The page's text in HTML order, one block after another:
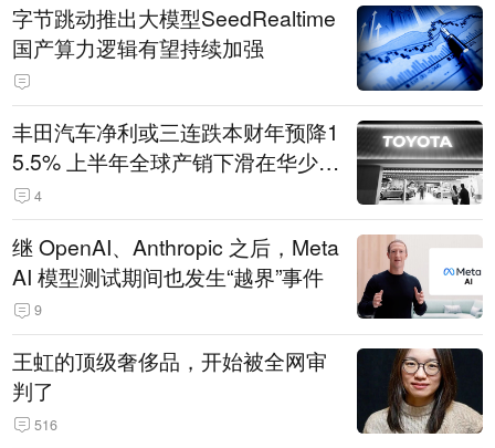
字节跳动推出大模型SeedRealtime
国产算力逻辑有望持续加强
丰田汽车净利或三连跌本财年预降1
5.5% 上半年全球产销下滑在华少卖
14.3万辆
4
继 OpenAI、Anthropic 之后，Meta
AI 模型测试期间也发生“越界”事件
9
王虹的顶级奢侈品，开始被全网审
判了
516